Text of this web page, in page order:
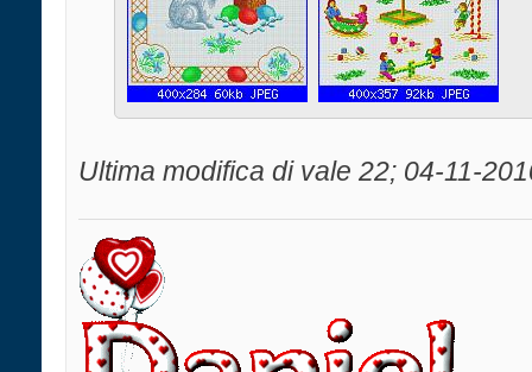
Ultima modifica di vale 22; 04-11-